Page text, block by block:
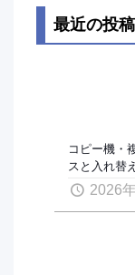
最近の投稿
コピー機・
スと入れ替
2026